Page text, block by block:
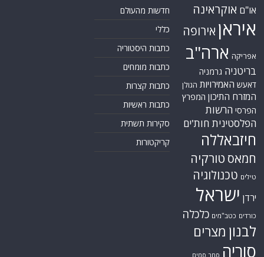
או"ם אוקראינה
איראן אירופה
אפריקה ארה"ב
בריטניה גרמניה
דאעש האמירויות הגולן
המזרח התיכון המפרץ
הפרסי הרשות
הפלסטינית חות'ים
חיזבאללה
חמאס טורקיה
טילים טכנולוגיה
ירדן ישראל
כורדים כטב"מים כלכלה
לבנון מצרים
סוריה סחר סמים
חדשות מהעולם
כללי
כתבות היסטוריה
כתבות מומחים
כתבות קצרות
כתבות ראשיות
סקירות תשתית
קריקטורות